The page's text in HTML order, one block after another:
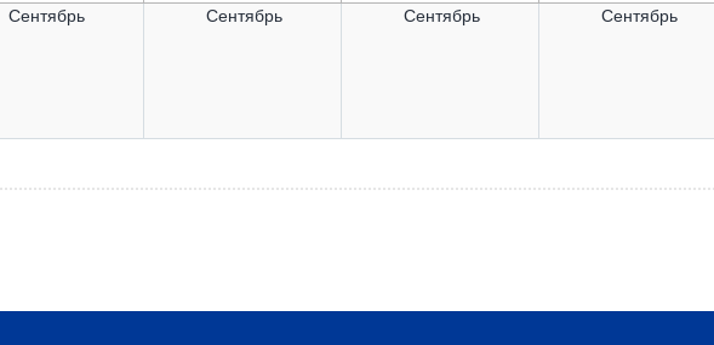
Сентябрь Сентябрь Сентябрь Сентябрь